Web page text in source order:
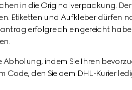
in die Originalverpackung.
Etiketten und Aufkleber dürfen
erfolgreich eingereicht
Abholung, indem Sie Ihren
Code, den Sie dem DHL-Kurier